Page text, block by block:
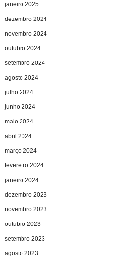
janeiro 2025
dezembro 2024
novembro 2024
outubro 2024
setembro 2024
agosto 2024
julho 2024
junho 2024
maio 2024
abril 2024
março 2024
fevereiro 2024
janeiro 2024
dezembro 2023
novembro 2023
outubro 2023
setembro 2023
agosto 2023